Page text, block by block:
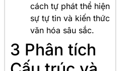
cách tự phát thể hiện
sự tự tin và kiến thức
văn hóa sâu sắc.
3 Phân tích